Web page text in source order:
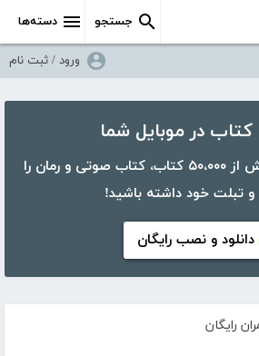
دسته‌ها جستجو
ورود / ثبت نام
با اپلیکیشن کتابراه، بیش از ۵۰،۰۰۰ کتاب، کتاب صوتی و رمان را
و تبلت خود داشته باشید!
دانلود و نصب رایگان
رایگان